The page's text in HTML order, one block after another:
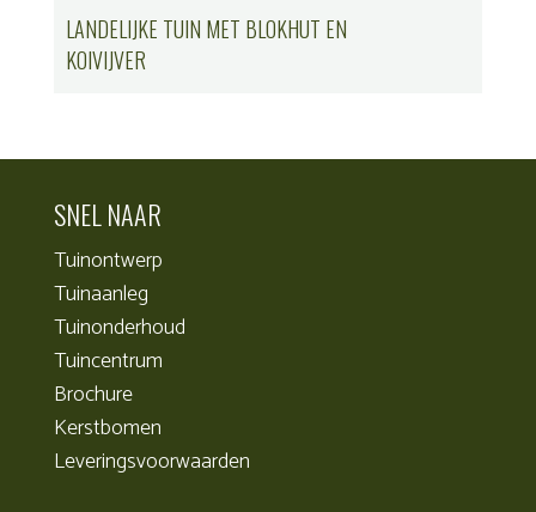
LANDELIJKE TUIN MET BLOKHUT EN
KOIVIJVER
SNEL NAAR
Tuinontwerp
Tuinaanleg
Tuinonderhoud
Tuincentrum
Brochure
Kerstbomen
Leveringsvoorwaarden